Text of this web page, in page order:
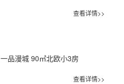
查看详情>>
一品漫城 90㎡北欧小3房
查看详情>>